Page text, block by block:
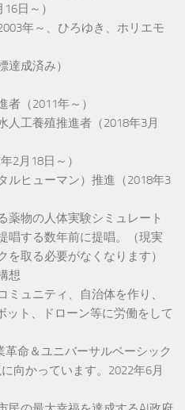
日～）
年～、ひろゆき、ホリエモ
達成済み）
（2011年～）
人工養殖推進者（2018年3月
2月18日～）
ルヒューマン）推進（2018年3
薬物の人体実験シミュレート
唱する数年前に提唱。（現実
取る必要がなくなります）
想
ミュニティ、自治体を作り、
ット、ドローン等に労働をして
命＆ユニバーサルベーシック
向かっています。2022年6月